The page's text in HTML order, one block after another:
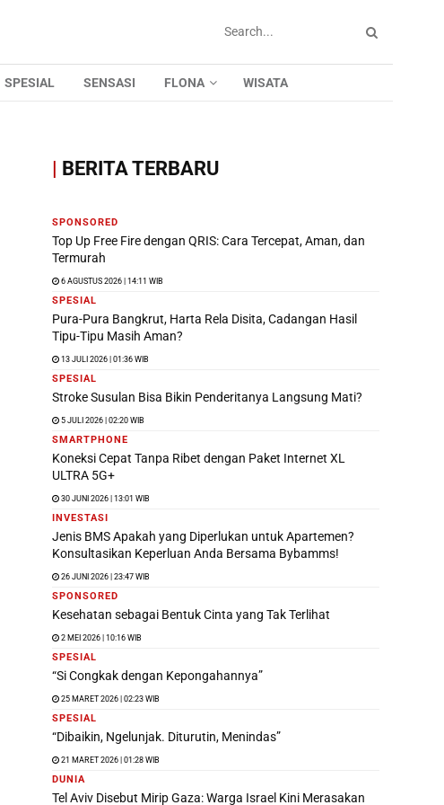
SPESIAL SENSASI FLONA WISATA
| BERITA TERBARU
SPONSORED
Top Up Free Fire dengan QRIS: Cara Tercepat, Aman, dan
Termurah
6 AGUSTUS 2026 | 14:11 WIB
SPESIAL
Pura-Pura Bangkrut, Harta Rela Disita, Cadangan Hasil
Tipu-Tipu Masih Aman?
13 JULI 2026 | 01:36 WIB
SPESIAL
Stroke Susulan Bisa Bikin Penderitanya Langsung Mati?
5 JULI 2026 | 02:20 WIB
SMARTPHONE
Koneksi Cepat Tanpa Ribet dengan Paket Internet XL
ULTRA 5G+
30 JUNI 2026 | 13:01 WIB
INVESTASI
Jenis BMS Apakah yang Diperlukan untuk Apartemen?
Konsultasikan Keperluan Anda Bersama Bybamms!
26 JUNI 2026 | 23:47 WIB
SPONSORED
Kesehatan sebagai Bentuk Cinta yang Tak Terlihat
2 MEI 2026 | 10:16 WIB
SPESIAL
“Si Congkak dengan Kepongahannya”
25 MARET 2026 | 02:23 WIB
SPESIAL
“Dibaikin, Ngelunjak. Diturutin, Menindas”
21 MARET 2026 | 01:28 WIB
DUNIA
Tel Aviv Disebut Mirip Gaza: Warga Israel Kini Merasakan